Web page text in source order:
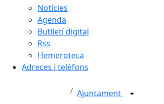
Notícies
Agenda
Butlletí digital
Rss
Hemeroteca
Adreces i telèfons
Ajuntament